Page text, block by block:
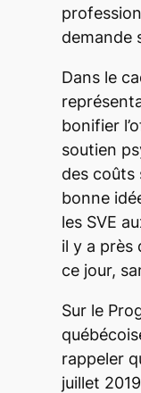
demande
Dans le
bonifier
soutien
des coûts
bonne
les SVE
il y a près
ce jour,
Sur le
rappeler
juillet